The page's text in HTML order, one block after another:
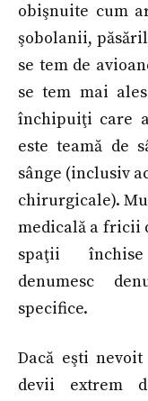
obişnuite cum
şobolanii,
se tem de
se tem mai
închipuiţi care
este teamă de
sânge (inclusiv
chirurgicale).
medicală a fricii
spaţii
denumesc
specifice.
Dacă eşti
devii extrem